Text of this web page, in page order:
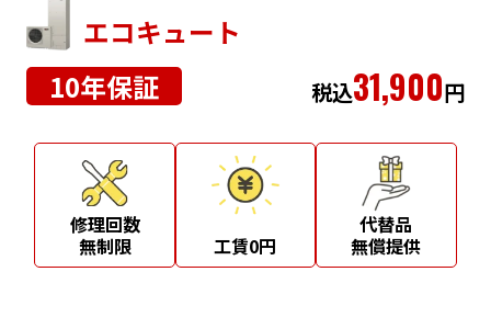
エコキュート
10年保証
税込31,900円
修理回数
無制限
工賃0円
代替品
無償提供